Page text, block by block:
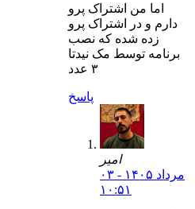
اما من اشتراک پرو
دارم و در اشتراک پرو
زده شده که نصب
برنامه توسط مک نیدتا
۳ عدد
پاسخ
امیر
۰۳ مرداد ۱۴۰۵ -
۱۰:۵۱